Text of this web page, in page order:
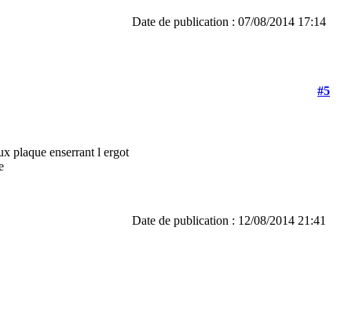
Date de publication : 07/08/2014 17:14
#5
plaque enserrant l ergot
Date de publication : 12/08/2014 21:41